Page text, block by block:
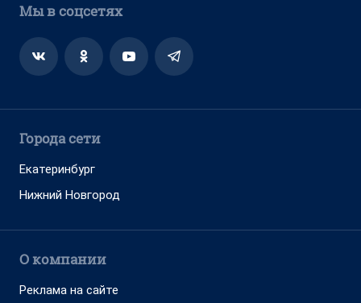
Мы в соцсетях
Города сети
Екатеринбург
Нижний Новгород
О компании
Реклама на сайте